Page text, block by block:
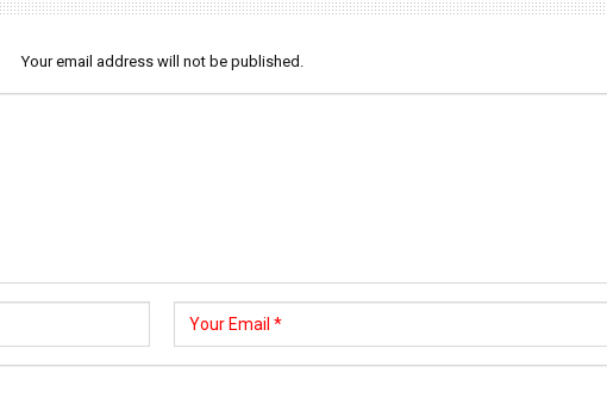
Your email address will not be published.